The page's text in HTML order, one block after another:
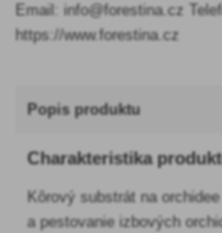
Email: info@forestina.cz
https://www.forestina.cz
Popis produktu
Charakteristika
Kôrový substrát na
a pestovanie izbových